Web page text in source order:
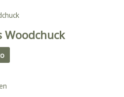
Woodchuck